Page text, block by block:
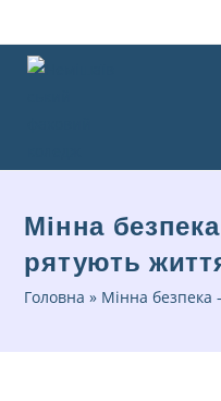
Мінна
рятують
Головна » Мінна безпека